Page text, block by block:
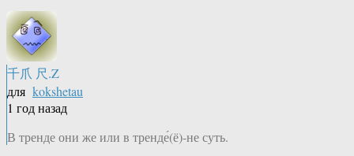
千爪 尺.Z
для kokshetau
1 год назад
В тренде они же или в тренде́(ё)-не суть.